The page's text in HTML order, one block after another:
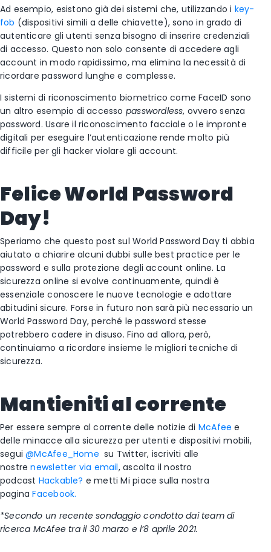
Ad esempio, esistono già dei sistemi che, utilizzando i key-
fob (dispositivi simili a delle chiavette), sono in grado di
autenticare gli utenti senza bisogno di inserire credenziali
di accesso. Questo non solo consente di accedere agli
account in modo rapidissimo, ma elimina la necessità di
ricordare password lunghe e complesse.
I sistemi di riconoscimento biometrico come FaceID sono
un altro esempio di accesso passwordless, ovvero senza
password. Usare il riconoscimento facciale o le impronte
digitali per eseguire l’autenticazione rende molto più
difficile per gli hacker violare gli account.
Felice World Password
Day!
Speriamo che questo post sul World Password Day ti abbia
aiutato a chiarire alcuni dubbi sulle best practice per le
password e sulla protezione degli account online. La
sicurezza online si evolve continuamente, quindi è
essenziale conoscere le nuove tecnologie e adottare
abitudini sicure. Forse in futuro non sarà più necessario un
World Password Day, perché le password stesse
potrebbero cadere in disuso. Fino ad allora, però,
continuiamo a ricordare insieme le migliori tecniche di
sicurezza.
Mantieniti al corrente
Per essere sempre al corrente delle notizie di McAfee e
delle minacce alla sicurezza per utenti e dispositivi mobili,
segui@McAfee_Home su Twitter, iscriviti alle
nostrenewsletter via email, ascolta il nostro
podcast Hackable? e metti Mi piace sulla nostra
paginaFacebook.
*Secondo un recente sondaggio condotto dai team di
ricerca McAfee tra il 30 marzo e l’8 aprile 2021.